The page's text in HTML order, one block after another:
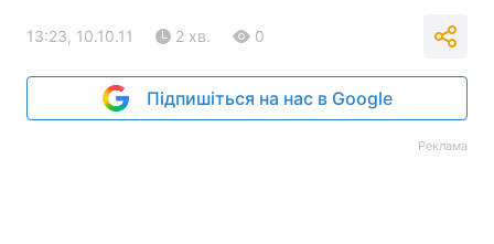
13:23, 10.10.11 2 хв. 0
Підпишіться на нас в Google
Реклама